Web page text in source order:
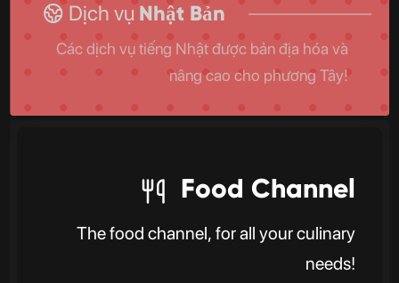
Dịch vụ Nhật Bản
Các dịch vụ tiếng Nhật được bản địa hóa và
nâng cao cho phương Tây!
Food Channel
The food channel, for all your culinary
needs!